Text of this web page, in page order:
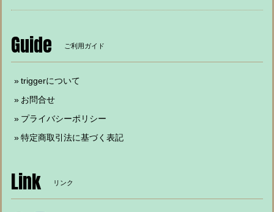
Guide ご利用ガイド
triggerについて
お問合せ
プライバシーポリシー
特定商取引法に基づく表記
Link リンク